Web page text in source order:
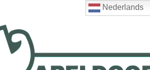
Nederlands